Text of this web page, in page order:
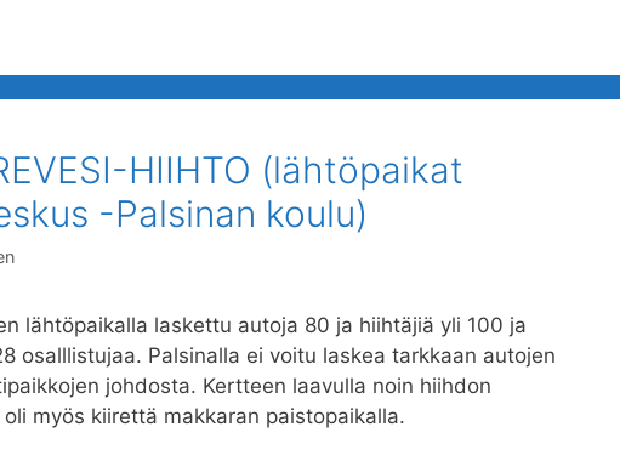
HIIHTO (lähtöpaikat
-Palsinan koulu)
lähtöpaikalla laskettu autoja 80 ja hiihtäjiä yli 100 ja
osalllistujaa. Palsinalla ei voitu laskea tarkkaan autojen
johdosta. Kertteen laavulla noin hiihdon
myös kiirettä makkaran paistopaikalla.